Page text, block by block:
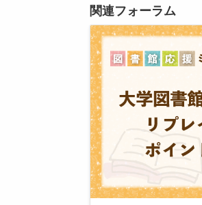
関連フォーラム